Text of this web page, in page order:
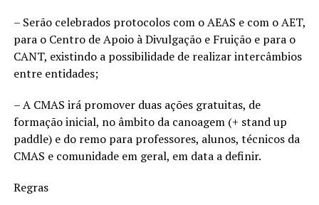
– Serão celebrados protocolos com o AEAS e com o AET,
para o Centro de Apoio à Divulgação e Fruição e para o
CANT, existindo a possibilidade de realizar intercâmbios
entre entidades;
– A CMAS irá promover duas ações gratuitas, de
formação inicial, no âmbito da canoagem (+ stand up
paddle) e do remo para professores, alunos, técnicos da
CMAS e comunidade em geral, em data a definir.
Regras